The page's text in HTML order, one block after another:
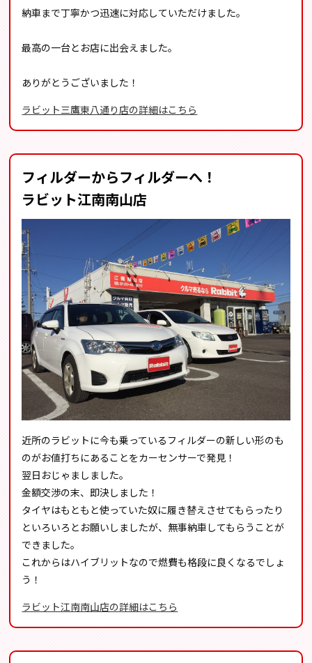
納車まで丁寧かつ迅速に対応していただけました。
最高の一台とお店に出会えました。
ありがとうございました！
ラビット三鷹東八通り店の詳細はこちら
フィルダーからフィルダーへ！
ラビット江南南山店
近所のラビットに今も乗っているフィルダーの新しい形のも
のがお値打ちにあることをカーセンサーで発見！
翌日おじゃましました。
金額交渉の末、即決しました！
タイヤはもともと使っていた奴に履き替えさせてもらったり
といろいろとお願いしましたが、無事納車してもらうことが
できました。
これからはハイブリットなので燃費も格段に良くなるでしょ
う！
ラビット江南南山店の詳細はこちら